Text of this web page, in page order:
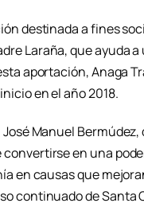
destinada a fines
Laraña, que ayuda
aportación, Anaga
en el año 2018.
Manuel
en una
en causas que
continuado de